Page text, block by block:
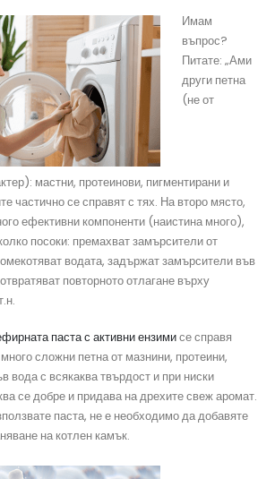
Имам
въпрос?
Питате: „Ами
други петна
(не от
мастни, протеинови, пигментирани и
частично се справят с тях. На второ място,
ефективни компоненти (наистина много),
посоки: премахват замърсители от
водата, задържат замърсители във
повторното отлагане върху
паста с активни ензимисе справя
сложни петна от мазнини, протеини,
вода с всякаква твърдост и при ниски
се добре и придава на дрехите свеж аромат.
паста, не е необходимо да добавяте
на котлен камък.